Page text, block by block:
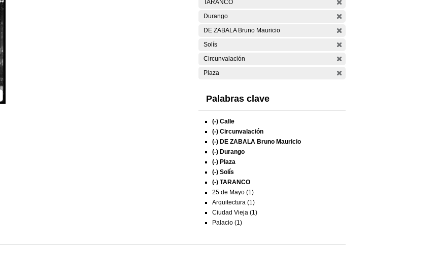
TARANCO
Durango
DE ZABALA Bruno Mauricio
Solís
Circunvalación
Plaza
Palabras clave
(-) Calle
(-) Circunvalación
(-) DE ZABALA Bruno Mauricio
(-) Durango
(-) Plaza
(-) Solís
(-) TARANCO
25 de Mayo (1)
Arquitectura (1)
Ciudad Vieja (1)
Palacio (1)